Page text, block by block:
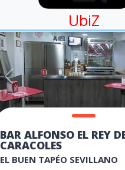
UbiZ
BAR ALFONSO EL REY
CARACOLES
EL BUEN TAPÉO SEVILLANO